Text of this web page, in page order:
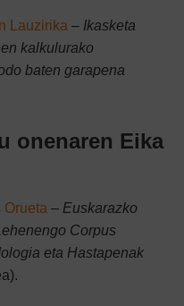
Lauzirika – Ikasketa
kalkulurako
baten garapena
onenaren Eika
Orueta – Euskarazko
Corpus
eta Hastapenak